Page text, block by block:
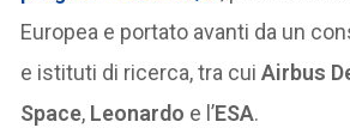
Europea e portato avanti da un
e istituti di ricerca, tra cuiAirbus
Space, Leonardo e l’ESA.